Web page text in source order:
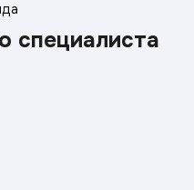
специалиста